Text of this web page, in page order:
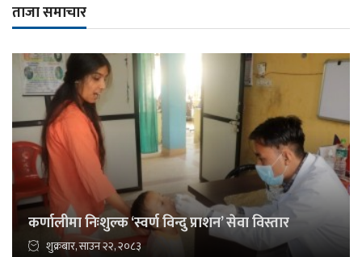
ताजा समाचार
कर्णालीमा निःशुल्क ‘स्वर्ण विन्दु प्राशन’ सेवा विस्तार
शुक्रबार, साउन २२, २०८३